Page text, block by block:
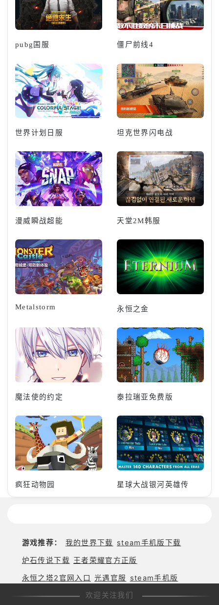
pubg国服 僵尸前线4
世界计划日服 坦克世界闪电战
漫威瞬战超能 天堂2M韩服
Metalstorm 永恒之金
魔法使的约定 泰拉瑞亚免费版
疯狂动物园 星球大战银河英雄传
游戏推荐： 我的世界下载 steam手机版下载
炉石传说下载 王者荣耀官方正版
永恒之塔2官网入口 光遇官服
steam手机版
欢迎关注我们